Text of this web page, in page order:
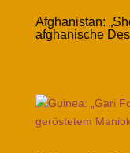
Afghanistan:
afghanische